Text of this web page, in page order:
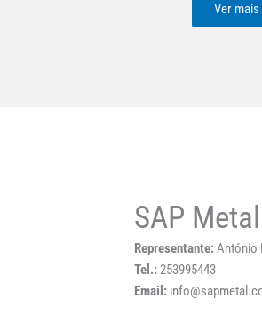
Ver mais
SAP Metal
Representante:António
Tel.:253995443
Email: